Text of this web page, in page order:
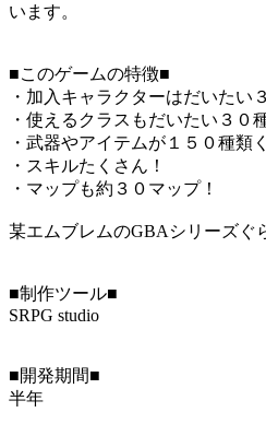
います。
■このゲームの特徴■
・加入キャラクターはだいたい
・使えるクラスもだいたい３０
・武器やアイテムが１５０種類
・スキルたくさん！
・マップも約３０マップ！
某エムブレムのGBAシリーズぐ
■制作ツール■
SRPG studio
■開発期間■
半年